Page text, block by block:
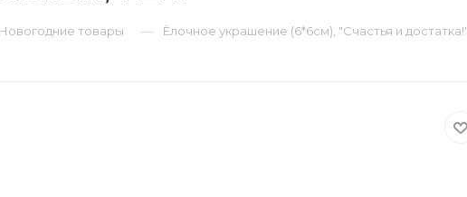
Новогодние товары — Ёлочное украшение (6*6см), "Счастья и